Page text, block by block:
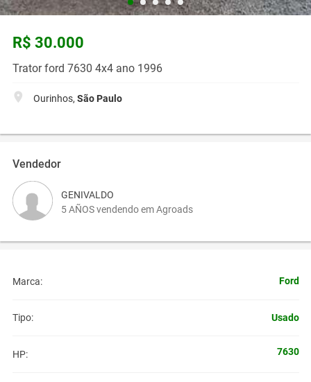
R$ 30.000
Trator ford 7630 4x4 ano 1996
Ourinhos, São Paulo
Vendedor
GENIVALDO
5 AÑOS vendendo em Agroads
Marca: Ford
Tipo: Usado
HP: 7630